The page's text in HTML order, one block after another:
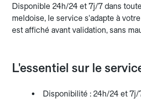
Disponible 24h/24 et 7j/7 dans
meldoise, le service s'adapte à
est affiché avant validation, sans
L'essentiel sur le
Disponibilité : 24h/24 et